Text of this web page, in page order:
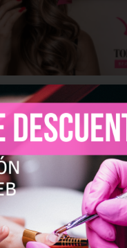
¿Con ácido
usos y
de uñas y asegura una
Aplica antes del
semipermanente para
desprendimientos,
un acabado